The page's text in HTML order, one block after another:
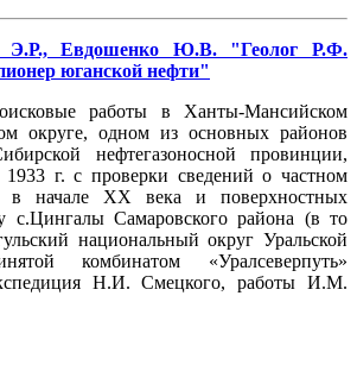
Э.Р., Евдошенко Ю.В. "Геолог Р.Ф.
юганской нефти"
работы в Ханты-Мансийском
округе, одном из основных районов
нефтегазоносной провинции,
1933 г. с проверки сведений о частном
в начале ХХ века и поверхностных
с.Цингалы Самаровского района (в то
национальный округ Уральской
комбинатом «Уралсеверпуть»
Н.И. Смецкого, работы И.М.